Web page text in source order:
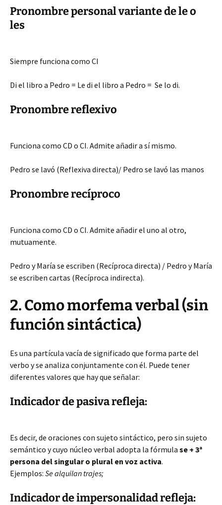
Pronombre personal variante de le o
les
Siempre funciona como CI
Di el libro a Pedro = Le di el libro a Pedro = Se lo di.
Pronombre reflexivo
Funciona como CD o CI. Admite añadir a sí mismo.
Pedro se lavó (Reflexiva directa)/ Pedro se lavó las manos
Pronombre recíproco
Funciona como CD o CI. Admite añadir el uno al otro,
mutuamente.
Pedro y María se escriben (Recíproca directa) / Pedro y María
se escriben cartas (Recíproca indirecta).
2. Como morfema verbal (sin
función sintáctica)
Es una partícula vacía de significado que forma parte del
verbo y se analiza conjuntamente con él. Puede tener
diferentes valores que hay que señalar:
Indicador de pasiva refleja:
Es decir, de oraciones con sujeto sintáctico, pero sin sujeto
semántico y cuyo núcleo verbal adopta la fórmula se + 3ª
persona del singular o plural en voz activa.
Ejemplos: Se alquilan trajes;
Indicador de impersonalidad refleja: